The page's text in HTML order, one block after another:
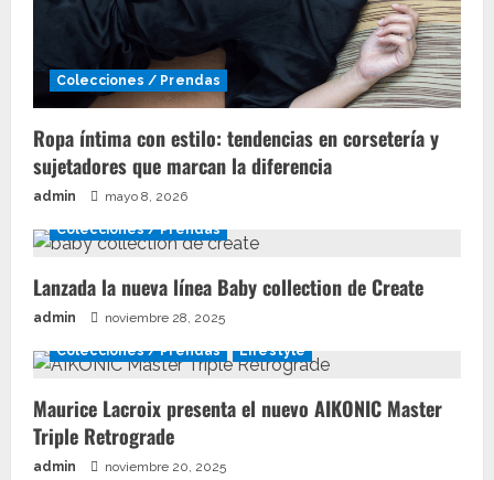
Colecciones / Prendas
Ropa íntima con estilo: tendencias en corsetería y
sujetadores que marcan la diferencia
admin mayo 8, 2026
Colecciones / Prendas
Lanzada la nueva línea Baby collection de Create
admin noviembre 28, 2025
Colecciones / Prendas Lifestyle
Maurice Lacroix presenta el nuevo AIKONIC Master
Triple Retrograde
admin noviembre 20, 2025